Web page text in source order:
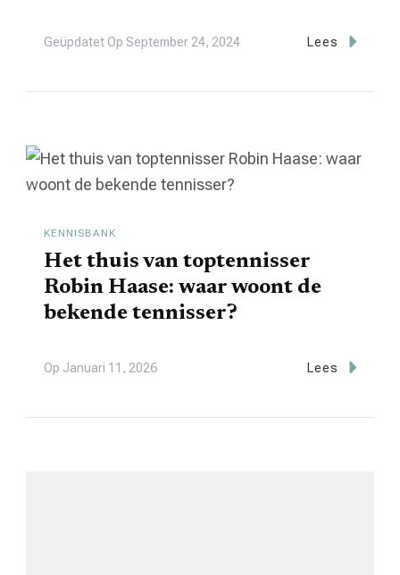
Geüpdatet Op September 24, 2024 Lees
KENNISBANK
Het thuis van toptennisser
Robin Haase: waar woont de
bekende tennisser?
Op Januari 11, 2026 Lees